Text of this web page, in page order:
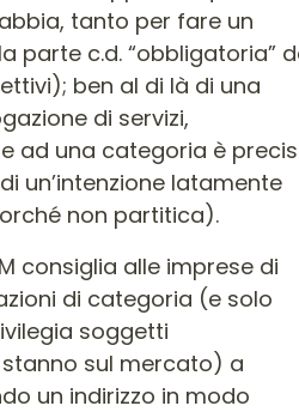
tanto per fare un
parte c.d. “obbligatoria”
ben al di là di una
di servizi,
ad una categoria è
un’intenzione latamente
non partitica).
consiglia alle imprese di
di categoria (e solo
soggetti
sul mercato) a
un indirizzo in modo